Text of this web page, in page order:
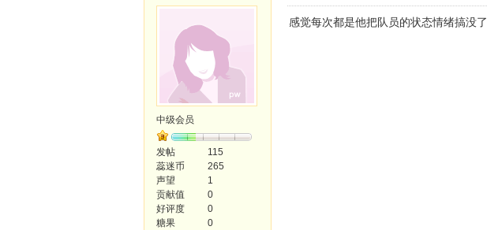
中级会员
发帖
115
蕊迷币
265
声望
1
贡献值
0
好评度
0
糖果
0
感觉每次都是他把队员的状态情绪搞没了